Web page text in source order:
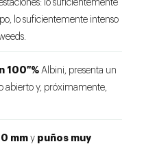
lo suficientemente
lo suficientemente intenso
100 % Albini, presenta un
abierto y, próximamente,
mm y puños muy